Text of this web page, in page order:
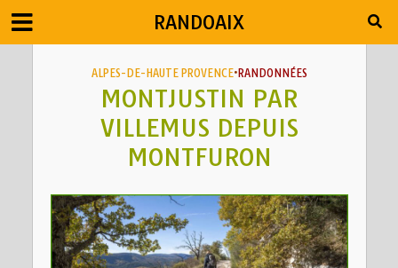
RANDOAIX
ALPES-DE-HAUTE PROVENCE• RANDONNÉES
MONTJUSTIN PAR
VILLEMUS DEPUIS
MONTFURON